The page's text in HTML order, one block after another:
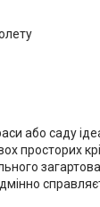
або саду
просторих